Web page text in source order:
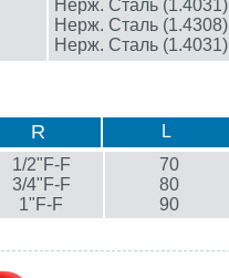
Нерж. Сталь (1.4031)
Нерж. Сталь (1.4308)
Нерж. Сталь (1.4031)
R L
1/2"F-F
3/4"F-F
1"F-F
70
80
90